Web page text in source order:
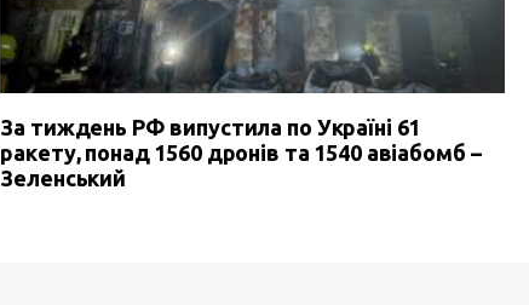
За тиждень РФ випустила по Україні 61
ракету, понад 1560 дронів та 1540 авіабомб –
Зеленський